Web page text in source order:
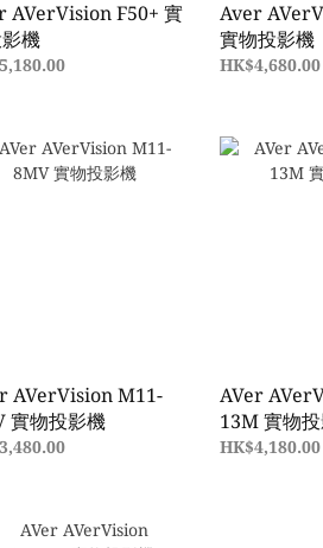
AVerVision F50+ 實
機
Aver
實物投影機
HK$4,680.00
AVerVision M11-
實物投影機
AVer
13M 實物
HK$4,180.00